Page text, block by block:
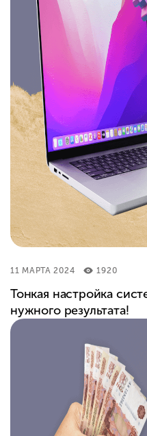
11 МАРТА 2024 1920
Тонкая настройка
нужного результата!